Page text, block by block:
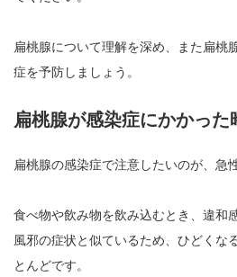
扁桃腺について理解を深め、また扁桃
症を予防しましょう。
扁桃腺が感染症にかかった
扁桃腺の感染症で注意したいのが、急
食べ物や飲み物を飲み込むとき、違和
風邪の症状と似ているため、ひどくな
とんどです。